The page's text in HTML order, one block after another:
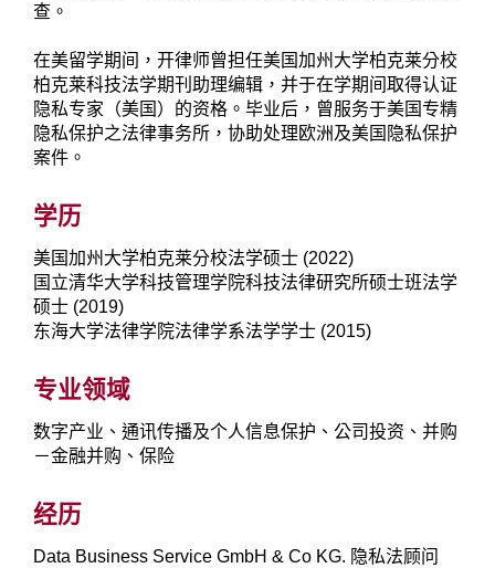
查。
在美留学期间，开律师曾担任美国加州大学柏克莱分校
柏克莱科技法学期刊助理编辑，并于在学期间取得认证
隐私专家（美国）的资格。毕业后，曾服务于美国专精
隐私保护之法律事务所，协助处理欧洲及美国隐私保护
案件。
学历
美国加州大学柏克莱分校法学硕士 (2022)
国立清华大学科技管理学院科技法律研究所硕士班法学
硕士 (2019)
东海大学法律学院法律学系法学学士 (2015)
专业领域
数字产业、通讯传播及个人信息保护、公司投资、并购
－金融并购、保险
经历
Data Business Service GmbH & Co KG. 隐私法顾问